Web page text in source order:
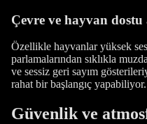
Çevre ve hayvan
Özellikle hayvanlar yüksek
parlamalarından sıklıkla
ve sessiz geri sayım
rahat bir başlangıç ​​yapabiliyor.
Güvenlik ve